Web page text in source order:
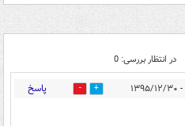
در انتظار بررسی: 0
19 پاسخ